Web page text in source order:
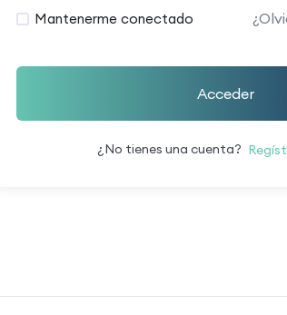
Mantenerme conectado
Acceder
¿No tienes una cuenta?